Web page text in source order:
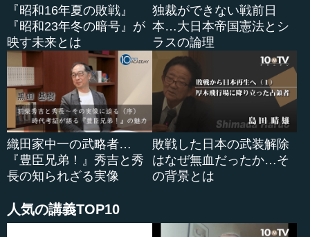
早坂 そうです。結局、アッツ島には2600人ほどの日本兵
が守備隊としていたのですけれど、そこに約1万人の米軍が
押し寄せてくるということで、非常に厳しい戦いになるわ
けです。
大本営も一時は増援を決定するのです。けれど、南太平
洋のほうの戦線が悪化して、そちらに兵を集中したいとい
うことで、一度決まった増援が反故にされてしまうわけな
のですね。これを樋口は、当時、号泣したといわれていま
すけれど、――アッツ島（現地）の守備隊長の山崎保代と
いう方なのですけれど――その方に泣きながら伝えたとい
う逸話も残っています。
ですから、アッツ島はそれで玉砕という形になります。
先の大戦を通じて「玉砕戦」という言葉がよくいわれます
『昭和16年夏の敗戦』
『昭和23年冬の暗号』が
映す未来とは
独裁ができない戦前日
本…大日本帝国憲法とシ
ラスの論理
織田家中一の武略者…
『豊臣兄弟！』秀吉と秀
長の知られざる実像
敗戦した日本の武装解除
はなぜ無血だったか…そ
の背景とは
人気の講義TOP10